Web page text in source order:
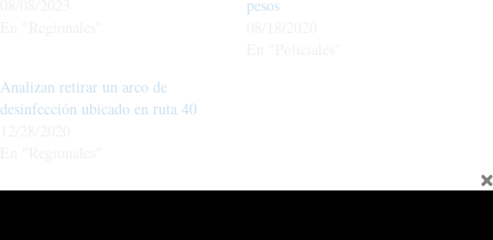
pesos
Analizan retirar un arco de
desinfección ubicado en ruta 40